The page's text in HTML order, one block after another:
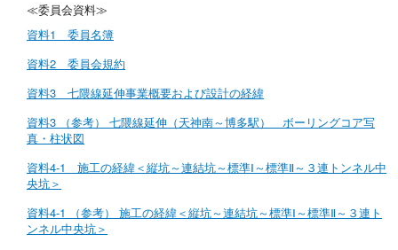
≪委員会資料≫
資料1 委員名簿
資料2 委員会規約
資料3 七隈線延伸事業概要および設計の経緯
資料3 （参考） 七隈線延伸（天神南～博多駅） ボーリングコア写
真・柱状図
資料4-1 施工の経緯＜縦坑～連結坑～標準Ⅰ～標準Ⅱ～３連トンネル中
央坑＞
資料4-1 （参考） 施工の経緯＜縦坑～連結坑～標準Ⅰ～標準Ⅱ～３連ト
ンネル中央坑＞